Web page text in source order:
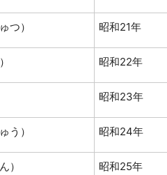
つ） 昭和21年
昭和22年
昭和23年
う） 昭和24年
） 昭和25年